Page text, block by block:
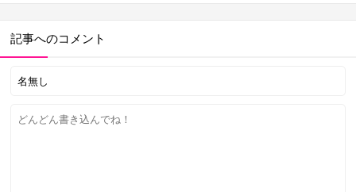
記事へのコメント